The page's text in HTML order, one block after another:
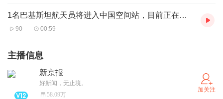
1名巴基斯坦航天员将进入中国空间站，目前正在选拔
90 00:59
主播信息
新京报
好新闻，无止境。
58.09万
加关注